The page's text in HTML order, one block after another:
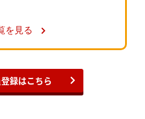
を見る
録はこちら